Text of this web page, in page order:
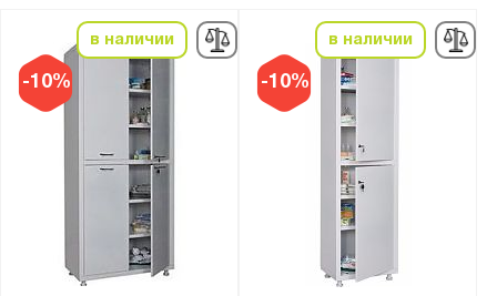
-10%
в наличии
-10%
в наличии
Серия:
МF
МД
ШММ
ШМС